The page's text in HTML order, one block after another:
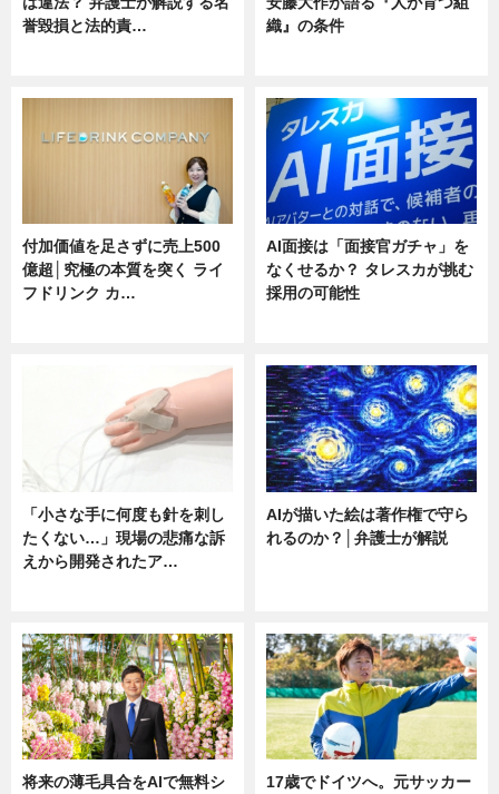
誉毀損と法的責…
織』の条件
付加価値を足さずに売上500
億超│究極の本質を突く ライ
フドリンク カ…
AI面接は「面接官ガチャ」を
なくせるか？ タレスカが挑む
採用の可能性
「小さな手に何度も針を刺し
たくない…」現場の悲痛な訴
えから開発されたア…
AIが描いた絵は著作権で守ら
れるのか？│弁護士が解説
将来の薄毛具合をAIで無料シ
17歳でドイツへ。元サッカー